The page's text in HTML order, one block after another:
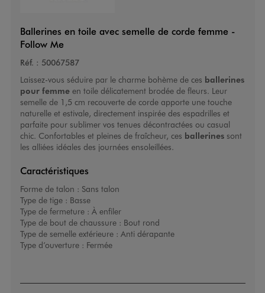
Ballerines en toile avec semelle de corde femme -
Follow Me
Réf. : 50067587
Laissez-vous séduire par le charme bohème de ces ballerines
pour femmeen toile délicatement brodée de fleurs. Leur
semelle de 1,5 cm recouverte de corde apporte une touche
naturelle et estivale, directement inspirée des espadrilles et
parfaite pour sublimer vos tenues décontractées ou casual
chic. Confortables et pleines de fraîcheur, ces ballerines sont
les alliées idéales des journées ensoleillées.
Caractéristiques
Forme de talon : Sans talon
Type de tige : Basse
Type de fermeture : À enfiler
Type de bout de chaussure : Bout rond
Type de semelle extérieure : Anti dérapante
Type d’ouverture : Fermée